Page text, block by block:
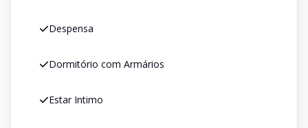
Despensa
Dormitório com Armários
Estar Intimo